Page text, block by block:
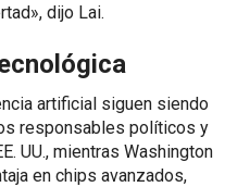
dijo Lai.
artificial siguen siendo
responsables políticos y
UU., mientras Washington
en chips avanzados,